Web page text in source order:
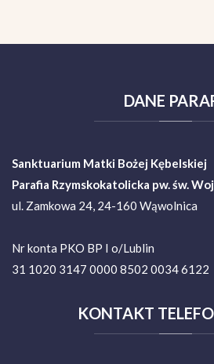
DANE
Sanktuarium Matki Bożej Kębelskiej
Parafia Rzymskokatolicka pw. św.
ul. Zamkowa 24, 24-160 Wąwolnica
Nr konta PKO BP I o/Lublin
31 1020 3147 0000 8502 0034 6122
KONTAKT